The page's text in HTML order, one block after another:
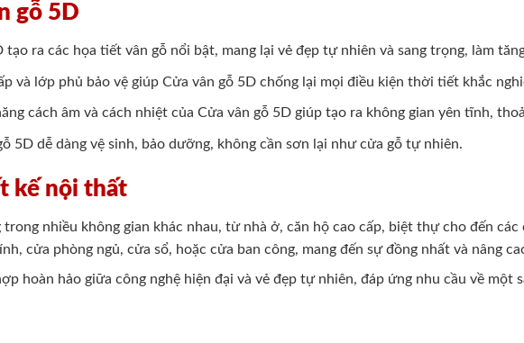
gỗ 5D
tạo ra các họa tiết vân gỗ nổi bật, mang lại vẻ đẹp tự nhiên và sang trọng, làm
và lớp phủ bảo vệ giúp Cửa vân gỗ 5D chống lại mọi điều kiện thời tiết khắc
cách âm và cách nhiệt của Cửa vân gỗ 5D giúp tạo ra không gian yên tĩnh,
5D dễ dàng vệ sinh, bảo dưỡng, không cần sơn lại như cửa gỗ tự nhiên.
kế nội thất
nhiều không gian khác nhau, từ nhà ở, căn hộ cao cấp, biệt thự cho đến
cửa phòng ngủ, cửa sổ, hoặc cửa ban công, mang đến sự đồng nhất và nâng
hoàn hảo giữa công nghệ hiện đại và vẻ đẹp tự nhiên, đáp ứng nhu cầu về một